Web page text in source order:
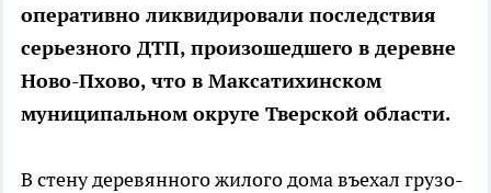
оперативно ликвидировали последствия
серьезного ДТП, произошедшего в деревне
Ново-Пхово, что в Максатихинском
муниципальном округе Тверской области.
В стену деревянного жилого дома въехал грузо-